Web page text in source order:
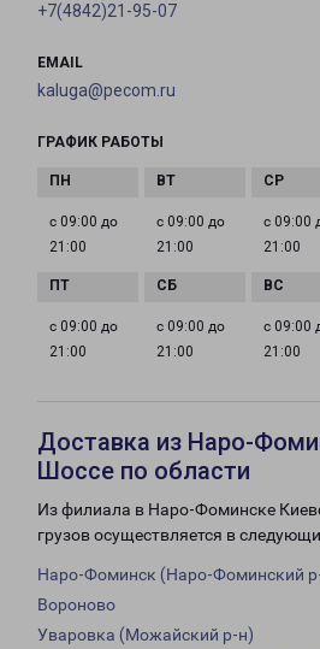
+7(4842)21-95-07
EMAIL
kaluga@pecom.ru
ГРАФИК РАБОТЫ
с 09:00 до
21:00
с 09:00 до
21:00
с 09:00
21:00
с 09:00 до
21:00
с 09:00 до
21:00
с 09:00
21:00
Доставка из Наро-
Шоссе по области
Из филиала в Наро-Фоминске
грузов осуществляется в
Наро-Фоминск (Наро-Фоминский
Вороново
Уваровка (Можайский р-н)